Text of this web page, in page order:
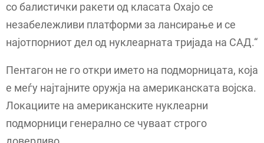
со балистички ракети од класата Охајо се
незабележливи платформи за лансирање и се
најотпорниот дел од нуклеарната тријада на САД.“
Пентагон не го откри името на подморницата, која
е меѓу најтајните оружја на американската војска.
Локациите на американските нуклеарни
подморници генерално се чуваат строго